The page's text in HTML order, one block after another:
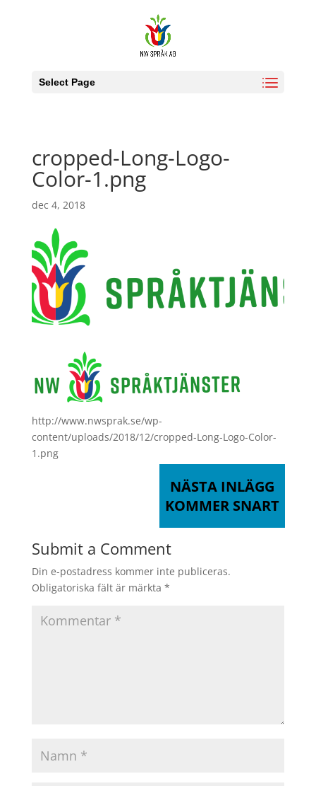
Select Page
cropped-Long-Logo-
Color-1.png
dec 4, 2018
http://www.nwsprak.se/wp-
content/uploads/2018/12/cropped-Long-Logo-Color-
1.png
NÄSTA INLÄGG
KOMMER SNART
Submit a Comment
Din e-postadress kommer inte publiceras.
Obligatoriska fält är märkta *